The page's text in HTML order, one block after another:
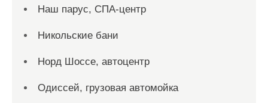
Наш парус, СПА-центр
Никольские бани
Норд Шоссе, автоцентр
Одиссей, грузовая автомойка